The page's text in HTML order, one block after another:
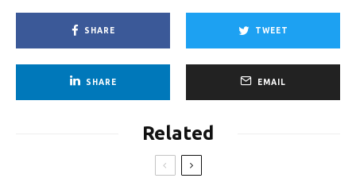
SHARE TWEET
SHARE EMAIL
Related